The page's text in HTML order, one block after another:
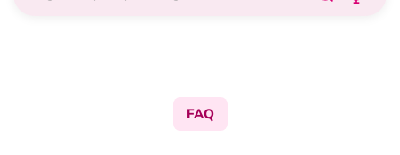
FAQ